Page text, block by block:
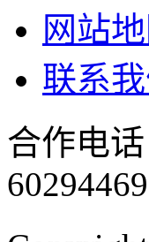
网站
联系我
合作电